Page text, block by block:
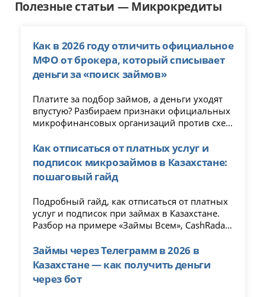
Полезные статьи — Микрокредиты
Как в 2026 году отличить официальное
МФО от брокера, который списывает
деньги за «поиск займов»
Платите за подбор займов, а деньги уходят
впустую? Разбираем признаки официальных
микрофинансовых организаций против схем
проверка лицензии ЦБ, наличие скрытых
списаний и как вернуть деньги, если брокер
уже списал комиссию.
Как отписаться от платных услуг и
подписок микрозаймов в Казахстане:
пошаговый гайд
Подробный гайд, как отписаться от платных
услуг и подписок при займах в Казахстане.
Разбор на примере «Займы Всем», CashRadar,
Пошаговые инструкции, возврат денег,
советы по защите от автосписаний.
Займы через Телеграмм в 2026 в
Казахстане — как получить деньги
через бот